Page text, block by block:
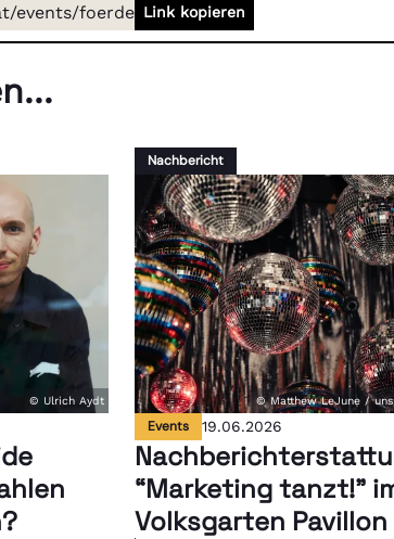
events/foerderangebote
Link kopieren
© Ulrich Aydt
Nachbericht
© Matthew LeJune /
Events 19.06.2026
“Marketing tanzt!"
Volksgarten Pavillon